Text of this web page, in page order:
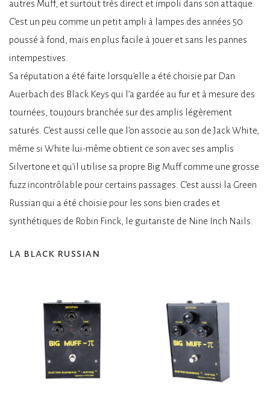
autres Muff, et surtout très direct et impoli dans son attaque.
C’est un peu comme un petit ampli à lampes des années 50
poussé à fond, mais en plus facile à jouer et sans les pannes
intempestives.
Sa réputation a été faite lorsqu’elle a été choisie par Dan
Auerbach des Black Keys qui l’a gardée au fur et à mesure des
tournées, toujours branchée sur des amplis légèrement
saturés. C’est aussi celle que l’on associe au son de Jack White,
même si White lui-même obtient ce son avec ses amplis
Silvertone et qu’il utilise sa propre Big Muff comme une grosse
fuzz incontrôlable pour certains passages. C’est aussi la Green
Russian qui a été choisie pour les sons bien crades et
synthétiques de Robin Finck, le guitariste de Nine Inch Nails.
la black russian